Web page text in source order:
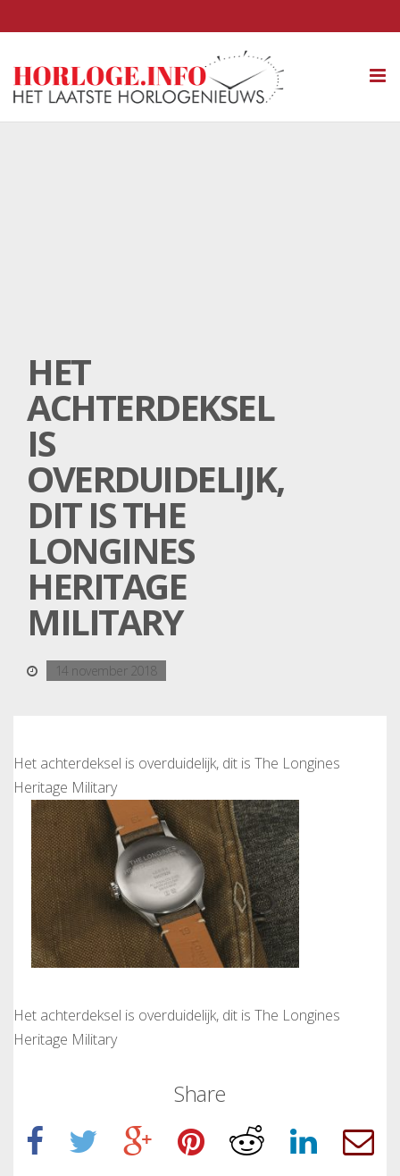
HET
ACHTERDEKSEL
IS
OVERDUIDELIJK,
DIT IS THE
LONGINES
HERITAGE
MILITARY
14 november 2018
Het achterdeksel is overduidelijk, dit is The Longines
Heritage Military
Het achterdeksel is overduidelijk, dit is The Longines
Heritage Military
Share